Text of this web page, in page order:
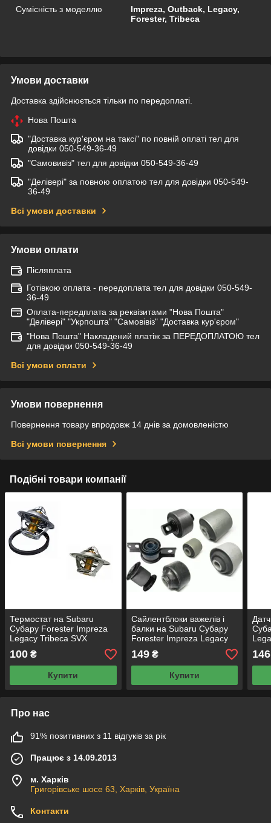
Сумісність з моделлю
Impreza, Outback, Legacy,
Forester, Tribeca
Умови доставки
Доставка здійснюється тільки по передоплаті.
Нова Пошта
"Доставка кур'єром на таксі" по повній оплаті тел для
довідки 050-549-36-49
"Самовивіз" тел для довідки 050-549-36-49
"Делівері" за повною оплатою тел для довідки 050-549-
36-49
Всі умови доставки
Умови оплати
Післяплата
Готівкою оплата - передоплата тел для довідки 050-549-
36-49
Оплата-передплата за реквізитами "Нова Пошта"
"Делівері" "Укрпошта" "Самовівіз" "Доставка кур'єром"
"Нова Пошта" Накладений платіж за ПЕРЕДОПЛАТОЮ тел
для довідки 050-549-36-49
Всі умови оплати
Умови повернення
Повернення товару впродовж 14 днів за домовленістю
Всі умови повернення
Подібні товари компанії
Термостат на Subaru
Субару Forester Impreza
Legacy Tribeca SVX
Outback
100 ₴
Купити
Сайлентблоки важелів і
балки на Subaru Субару
Forester Impreza Legacy
Tribeca SVX Outback
149₴
Купити
146
Про нас
91% позитивних з 11 відгуків за рік
Працює з 14.09.2013
м. Харків
Григорівське шосе 63, Харків, Україна
Контакти